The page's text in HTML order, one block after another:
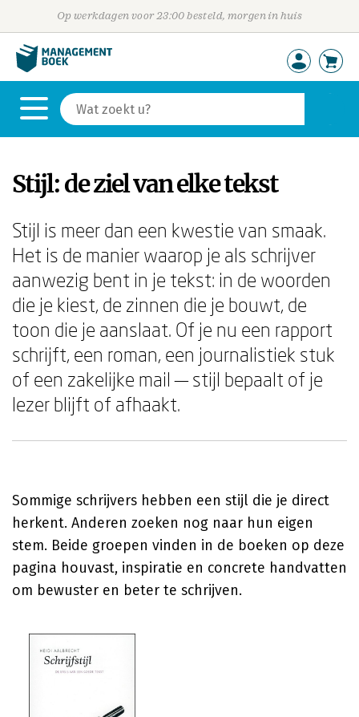
Op werkdagen voor 23:00 besteld, morgen in huis
Stijl: de ziel van elke tekst
Stijl is meer dan een kwestie van smaak.
Het is de manier waarop je als schrijver
aanwezig bent in je tekst: in de woorden
die je kiest, de zinnen die je bouwt, de
toon die je aanslaat. Of je nu een rapport
schrijft, een roman, een journalistiek stuk
of een zakelijke mail — stijl bepaalt of je
lezer blijft of afhaakt.
Sommige schrijvers hebben een stijl die je direct
herkent. Anderen zoeken nog naar hun eigen
stem. Beide groepen vinden in de boeken op deze
pagina houvast, inspiratie en concrete handvatten
om bewuster en beter te schrijven.